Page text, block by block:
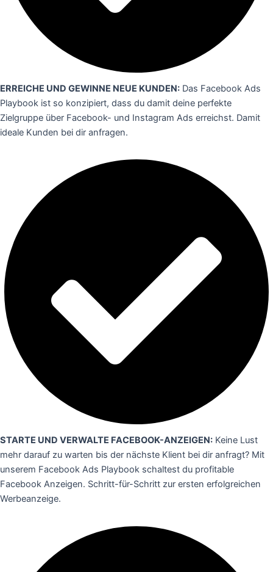
ERREICHE UND GEWINNE NEUE KUNDEN: Das Facebook Ads
Playbook ist so konzipiert, dass du damit deine perfekte
Zielgruppe über Facebook- und Instagram Ads erreichst. Damit
ideale Kunden bei dir anfragen.
STARTE UND VERWALTE FACEBOOK-ANZEIGEN: Keine Lust
mehr darauf zu warten bis der nächste Klient bei dir anfragt? Mit
unserem Facebook Ads Playbook schaltest du profitable
Facebook Anzeigen. Schritt-für-Schritt zur ersten erfolgreichen
Werbeanzeige.